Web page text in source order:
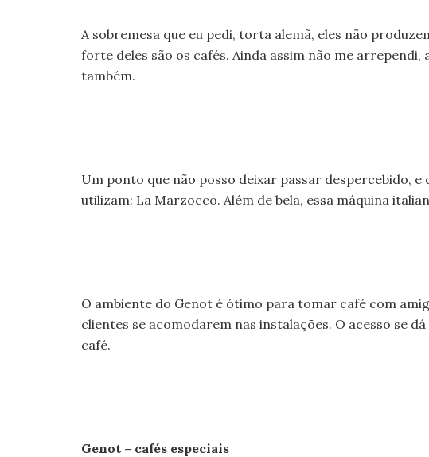
A sobremesa que eu pedi, torta alemã, eles não
forte deles são os cafés. Ainda assim não me
também.
Um ponto que não posso deixar passar despercebido,
utilizam: La Marzocco. Além de bela, essa máquina
O ambiente do Genot é ótimo para tomar café com
clientes se acomodarem nas instalações. O acesso se
café.
Genot – cafés especiais